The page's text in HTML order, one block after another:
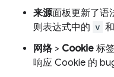
来源面板更新了语
则表达式中的 v 和
网络> Cookie 标
响应 Cookie 的